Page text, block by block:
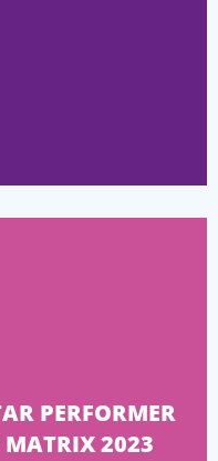
PERFORMER
MATRIX 2023